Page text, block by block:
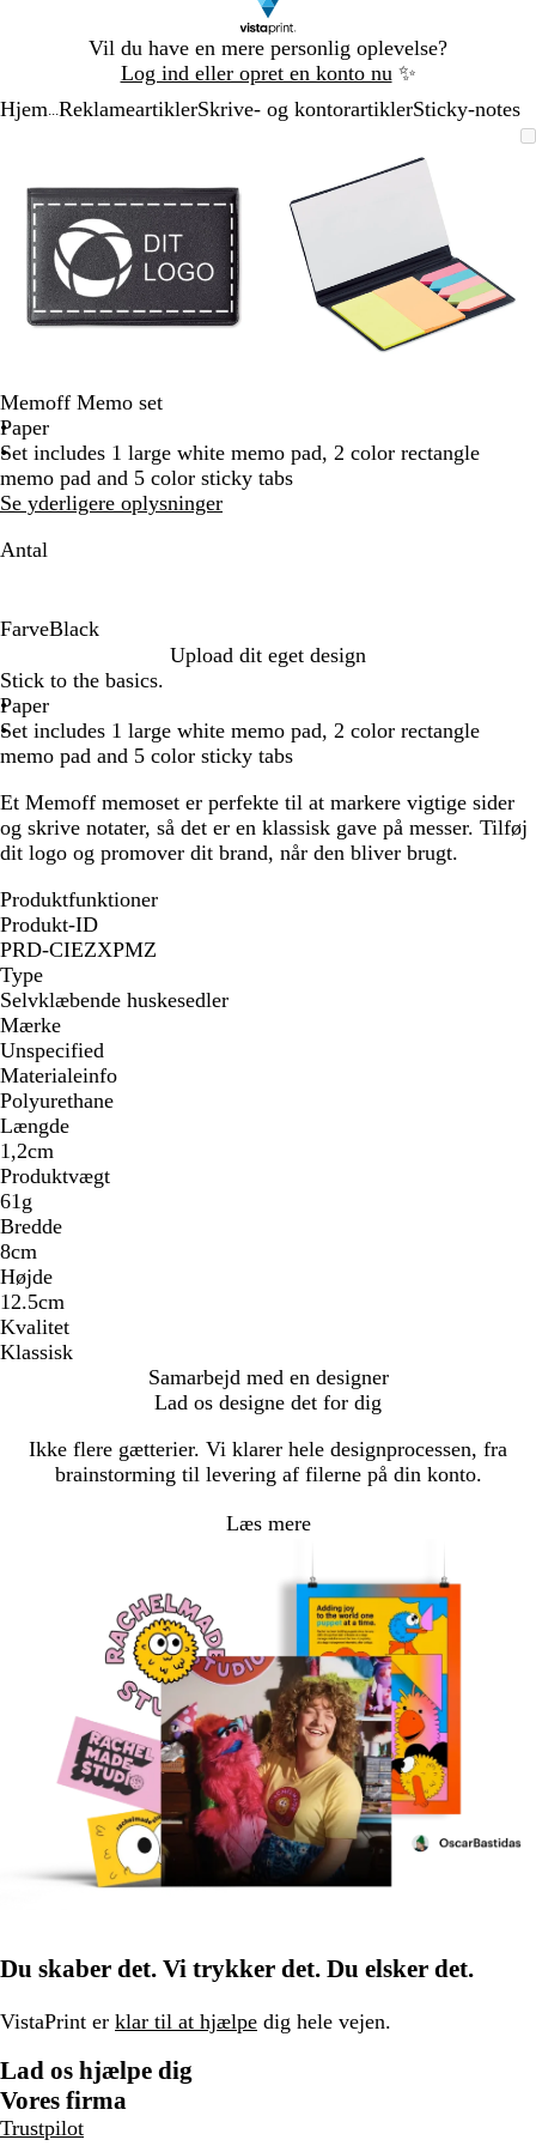
Vil du have en mere personlig oplevelse?
Log ind eller opret en konto nu ✨
1
Hjem ReklameartiklerSkrive- og kontorartiklerSticky-notes
minimum
at
udvide
plus
og
minus
til
at
zoome
og
at
billede
til
minimum
for
udvide
tasterne
plus
minus
til
at
zoome
og
Memoff Memo set
Paper
Set includes 1 large white memo pad, 2 color rectangle
memo pad and 5 color sticky tabs
Se yderligere oplysninger
Antal
FarveBlack
l
a
c
k
Upload dit eget design
Stick to the basics.
Paper
Set includes 1 large white memo pad, 2 color rectangle
memo pad and 5 color sticky tabs
Et Memoff memoset er perfekte til at markere vigtige sider
og skrive notater, så det er en klassisk gave på messer. Tilføj
dit logo og promover dit brand, når den bliver brugt.
Produktfunktioner
Produkt-ID
PRD-CIEZXPMZ
Type
Selvklæbende huskesedler
Mærke
Unspecified
Materialeinfo
Polyurethane
Længde
1,2cm
Produktvægt
61g
Bredde
8cm
Højde
12.5cm
Kvalitet
Klassisk
Samarbejd med en designer
Lad os designe det for dig
Ikke flere gætterier. Vi klarer hele designprocessen, fra
brainstorming til levering af filerne på din konto.
Læs mere
Du skaber det. Vi trykker det. Du elsker det.
VistaPrint er klar til at hjælpe dig hele vejen.
Lad os hjælpe dig
Vores firma
Trustpilot